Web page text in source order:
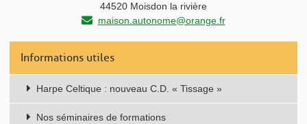
44520 Moisdon la rivière
maison.autonome@orange.fr
Informations utiles
Harpe Celtique : nouveau C.D. « Tissage »
Nos séminaires de formations